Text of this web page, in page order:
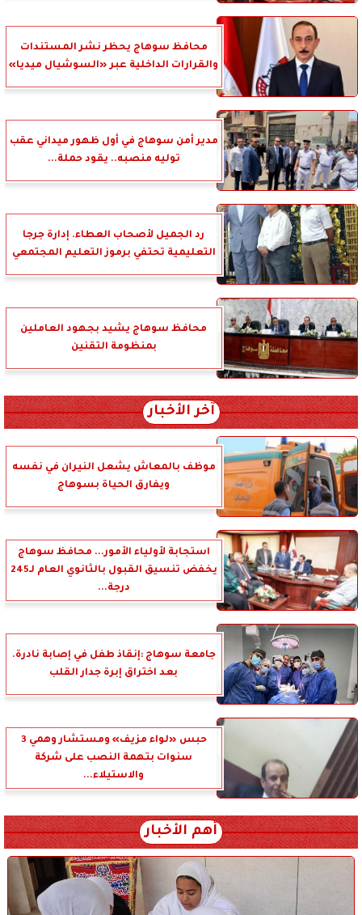
محافظ سوهاج يحظر نشر المستندات
والقرارات الداخلية عبر «السوشيال ميديا»
مدير أمن سوهاج في أول ظهور ميداني عقب
توليه منصبه.. يقود حملة...
رد الجميل لأصحاب العطاء. إدارة جرجا
التعليمية تحتفي برموز التعليم المجتمعي
محافظ سوهاج يشيد بجهود العاملين
بمنظومة التقنين
آخر الأخبار
موظف بالمعاش يشعل النيران في نفسه
ويفارق الحياة بسوهاج
استجابة لأولياء الأمور... محافظ سوهاج
يخفض تنسيق القبول بالثانوي العام لـ245
درجة...
جامعة سوهاج :إنقاذ طفل في إصابة نادرة.
بعد اختراق إبرة جدار القلب
حبس «لواء مزيف» ومستشار وهمي 3
سنوات بتهمة النصب على شركة
والاستيلاء...
أهم الأخبار